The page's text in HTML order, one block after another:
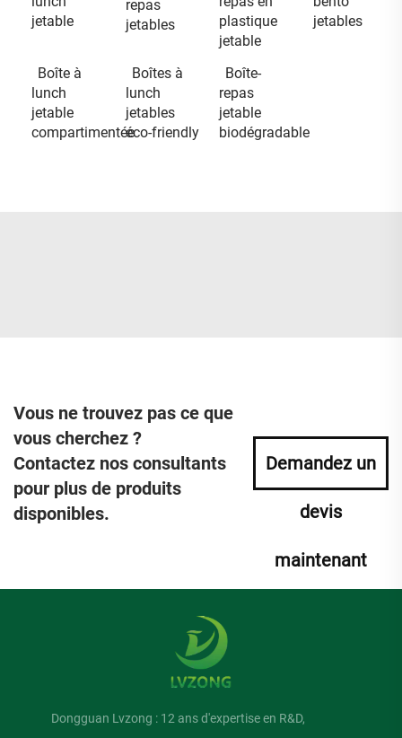
jetable
repas
jetables
plastique
jetable
jetables
Boîte à
lunch
jetable
compartimentée
Boîtes à
lunch
jetables
éco-friendly
Boîte-
repas
jetable
biodégradable
Vous ne trouvez pas ce que
vous cherchez ?
Contactez nos consultants
pour plus de produits
disponibles.
Demandez un
devis
maintenant
Dongguan Lvzong : 12 ans d'expertise en R&D,